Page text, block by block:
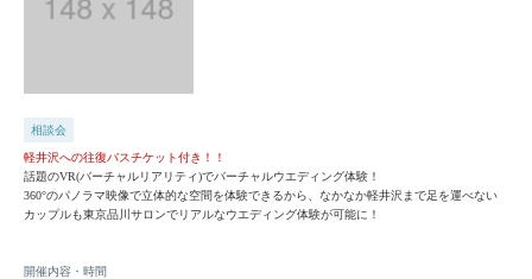
相談会
軽井沢への往復バスチケット付き！！
話題のVR(バーチャルリアリティ)でバーチャルウエディング体験！
360°のパノラマ映像で立体的な空間を体験できるから、なかなか軽井沢まで足を運べない
カップルも東京品川サロンでリアルなウエディング体験が可能に！
開催内容・時間